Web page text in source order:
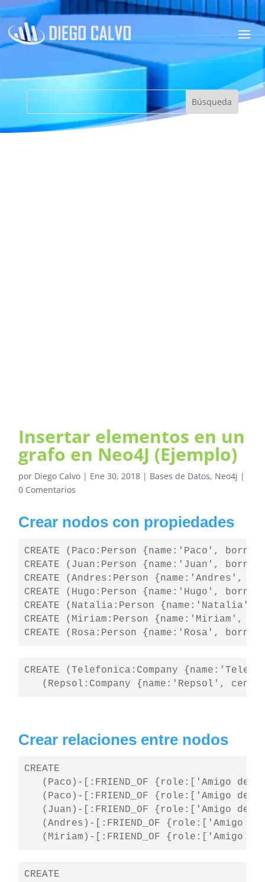
Insertar elementos en un
grafo en Neo4J (Ejemplo)
por Diego Calvo | Ene 30, 2018 | Bases de Datos, Neo4j |
0 Comentarios
Crear nodos con propiedades
CREATE (Paco:Person {name:'Paco',
CREATE (Juan:Person {name:'Juan',
CREATE (Andres:Person {name:'Andres',
CREATE (Hugo:Person {name:'Hugo',
CREATE (Natalia:Person {name:'Natalia',
CREATE (Miriam:Person {name:'Miriam',
CREATE (Rosa:Person {name:'Rosa',
CREATE (Telefonica:Company
(Repsol:Company {name:'Repsol',
Crear relaciones entre nodos
CREATE
(Paco)-[:FRIEND_OF {role:['Amigo de
(Paco)-[:FRIEND_OF {role:['Amigo de
(Juan)-[:FRIEND_OF {role:['Amigo de
(Andres)-[:FRIEND_OF {role:['Amigo
(Miriam)-[:FRIEND_OF {role:['Amigo
CREATE